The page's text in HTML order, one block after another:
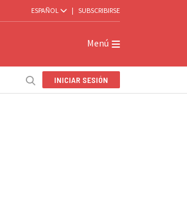
ESPAÑOL | SUBSCRIBIRSE
Menú
INICIAR SESIÓN